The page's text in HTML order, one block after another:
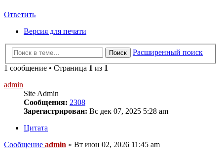
Ответить
Версия для печати
Поиск
Расширенный поиск
1 сообщение • Страница 1 из 1
admin
Site Admin
Сообщения: 2308
Зарегистрирован: Вс дек 07, 2025 5:28 am
Цитата
Сообщение admin » Вт июн 02, 2026 11:45 am